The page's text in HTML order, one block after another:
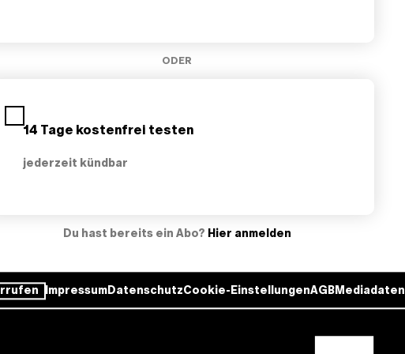
ODER
14 Tage kostenfrei testen
jederzeit kündbar
Du hast bereits ein Abo? Hier anmelden
ImpressumDatenschutzCookie-EinstellungenAGBMediadaten